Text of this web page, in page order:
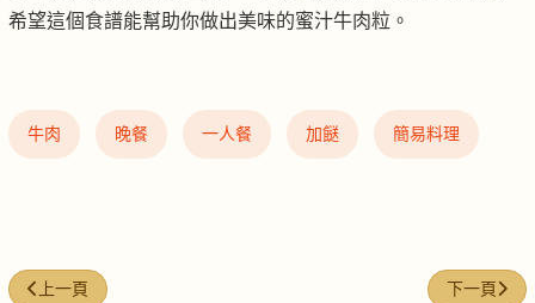
希望這個食譜能幫助你做出美味的蜜汁牛肉粒。
牛肉 晚餐 一人餐 加餸 簡易料理
上一篇文章: 沙嗲芥蘭牛肉
上一頁 下一篇文章
下一頁